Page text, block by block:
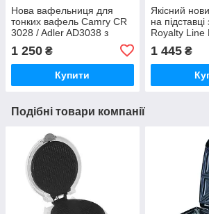
Нова вафельниця для
тонких вафель Camry CR
3028 / Adler AD3038 з
1 250 ₴
Купити
Якісний
на
Royalty Line
1 445₴
Подібні товари компанії